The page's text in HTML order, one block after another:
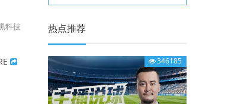
科技
热点推荐
346185